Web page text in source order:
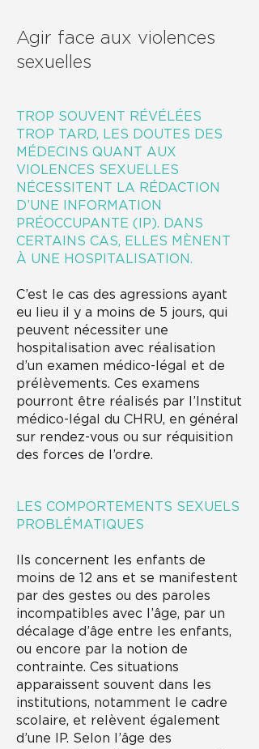
Agir face aux violences
sexuelles
TROP SOUVENT RÉVÉLÉES
TROP TARD, LES DOUTES DES
MÉDECINS QUANT AUX
VIOLENCES SEXUELLES
NÉCESSITENT LA RÉDACTION
D’UNE INFORMATION
PRÉOCCUPANTE (IP). DANS
CERTAINS CAS, ELLES MÈNENT
À UNE HOSPITALISATION.
C’est le cas des agressions ayant
eu lieu il y a moins de 5 jours, qui
peuvent nécessiter une
hospitalisation avec réalisation
d’un examen médico-légal et de
prélèvements. Ces examens
pourront être réalisés par l’Institut
médico-légal du CHRU, en général
sur rendez-vous ou sur réquisition
des forces de l’ordre.
LES COMPORTEMENTS SEXUELS
PROBLÉMATIQUES
Ils concernent les enfants de
moins de 12 ans et se manifestent
par des gestes ou des paroles
incompatibles avec l’âge, par un
décalage d’âge entre les enfants,
ou encore par la notion de
contrainte. Ces situations
apparaissent souvent dans les
institutions, notamment le cadre
scolaire, et relèvent également
d’une IP. Selon l’âge des